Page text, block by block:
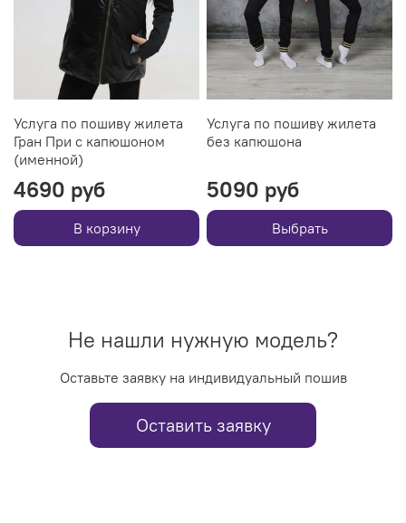
Услуга по пошиву жилета
Гран При с капюшоном
(именной)
4690 руб
В корзину
Услуга по пошиву жилета
без капюшона
5090 руб
Выбрать
Не нашли нужную модель?
Оставьте заявку на индивидуальный пошив
Оставить заявку